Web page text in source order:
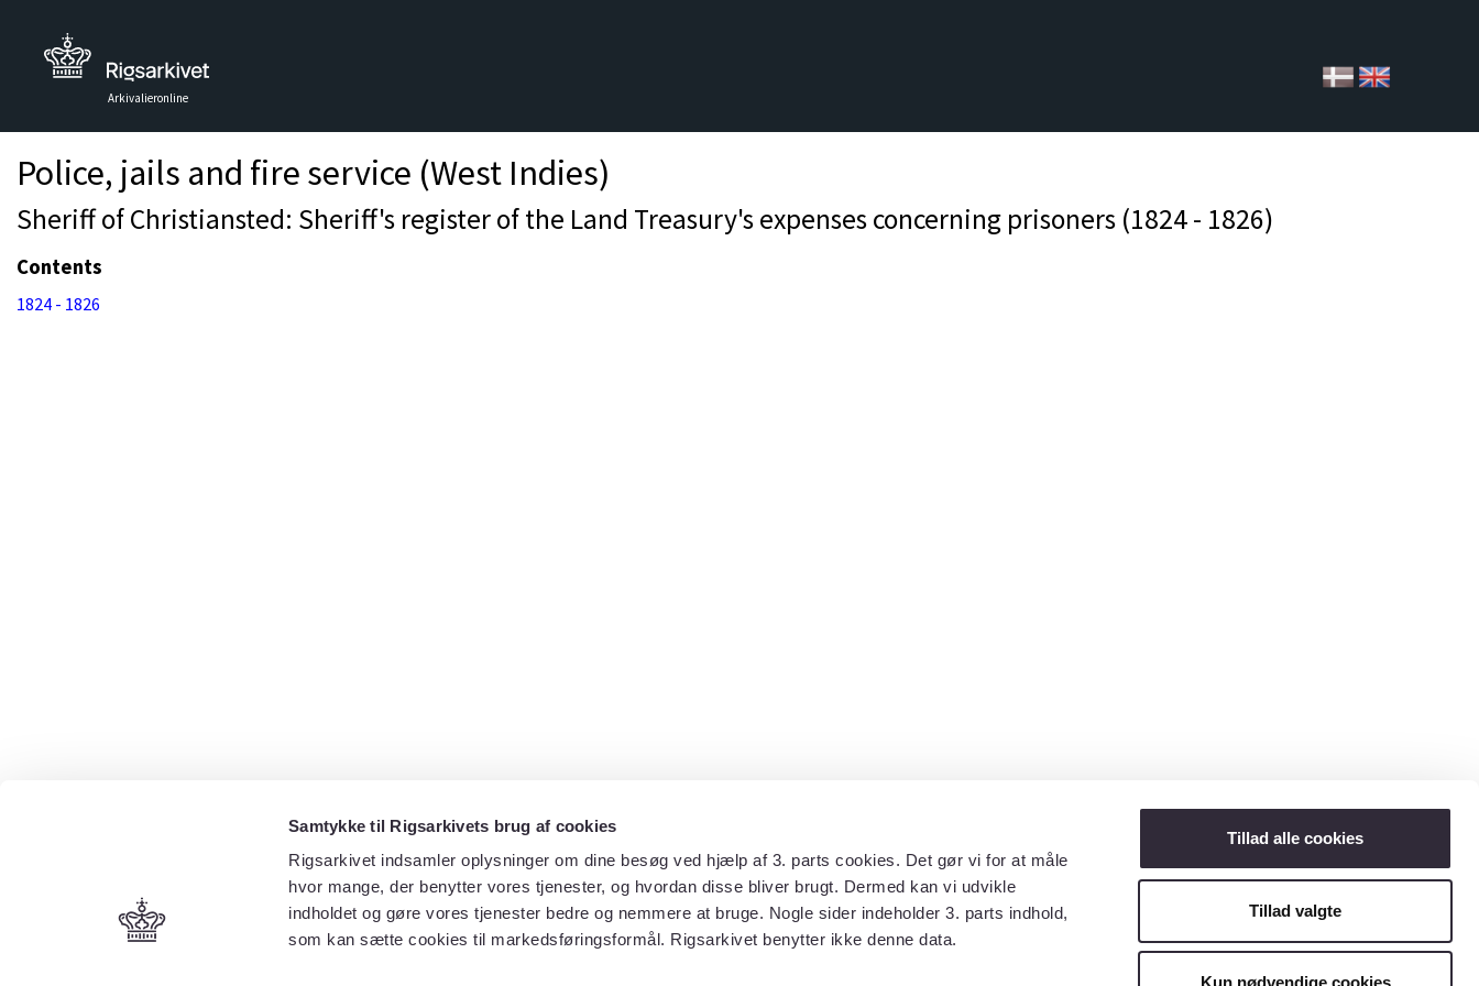
Samtykke til Rigsarkivets brug af cookies
Rigsarkivet indsamler oplysninger om dine besøg ved hjælp af 3. parts cookies. Det gør vi for at måle
hvor mange, der benytter vores tjenester, og hvordan disse bliver brugt. Dermed kan vi udvikle
indholdet og gøre vores tjenester bedre og nemmere at bruge. Nogle sider indeholder 3. parts indhold,
som kan sætte cookies til markedsføringsformål. Rigsarkivet benytter ikke denne data.
Tillad alle cookies
Tillad valgte
Kun nødvendige cookies
Arkivalieronline
Police, jails and fire service (West Indies)
Sheriff of Christiansted: Sheriff's register of the Land Treasury's expenses concerning prisoners (1824 - 1826)
Contents
1824 - 1826